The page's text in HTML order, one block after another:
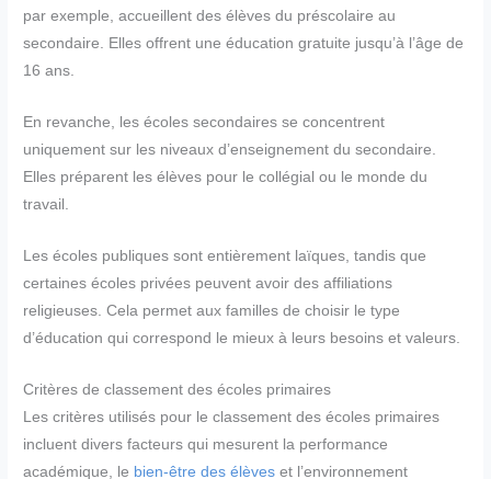
par exemple, accueillent des élèves du préscolaire au
secondaire. Elles offrent une éducation gratuite jusqu’à l’âge de
16 ans.
En revanche, les écoles secondaires se concentrent
uniquement sur les niveaux d’enseignement du secondaire.
Elles préparent les élèves pour le collégial ou le monde du
travail.
Les écoles publiques sont entièrement laïques, tandis que
certaines écoles privées peuvent avoir des affiliations
religieuses. Cela permet aux familles de choisir le type
d’éducation qui correspond le mieux à leurs besoins et valeurs.
Critères de classement des écoles primaires
Les critères utilisés pour le classement des écoles primaires
incluent divers facteurs qui mesurent la performance
académique, le bien-être des élèves et l’environnement